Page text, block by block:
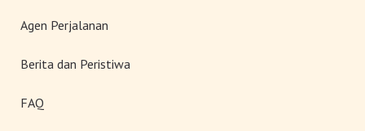
Agen Perjalanan
Berita dan Peristiwa
FAQ